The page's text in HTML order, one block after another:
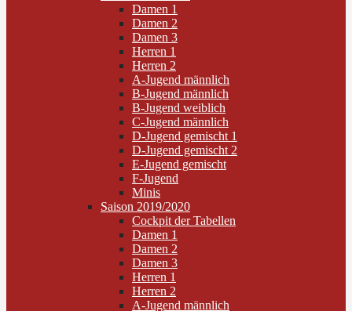
Damen 1
Damen 2
Damen 3
Herren 1
Herren 2
A-Jugend männlich
B-Jugend männlich
B-Jugend weiblich
C-Jugend männlich
D-Jugend gemischt 1
D-Jugend gemischt 2
E-Jugend gemischt
F-Jugend
Minis
Saison 2019/2020
Cockpit der Tabellen
Damen 1
Damen 2
Damen 3
Herren 1
Herren 2
A-Jugend männlich